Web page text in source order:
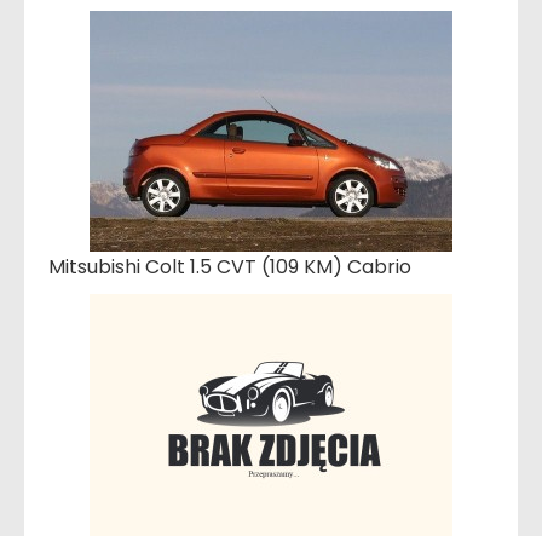
Mitsubishi Colt 1.5 CVT (109 KM) Cabrio